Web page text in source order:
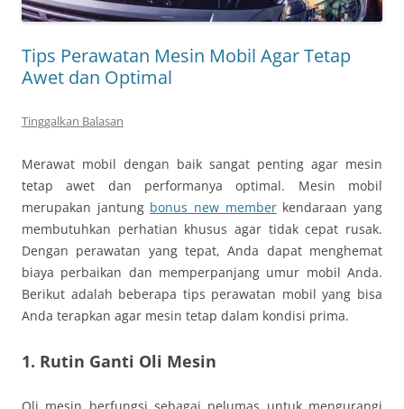
Tips Perawatan Mesin Mobil Agar Tetap
Awet dan Optimal
Tinggalkan Balasan
Merawat mobil dengan baik sangat penting agar mesin
tetap awet dan performanya optimal. Mesin mobil
merupakan jantung bonus new memberkendaraan yang
membutuhkan perhatian khusus agar tidak cepat rusak.
Dengan perawatan yang tepat, Anda dapat menghemat
biaya perbaikan dan memperpanjang umur mobil Anda.
Berikut adalah beberapa tips perawatan mobil yang bisa
Anda terapkan agar mesin tetap dalam kondisi prima.
1. Rutin Ganti Oli Mesin